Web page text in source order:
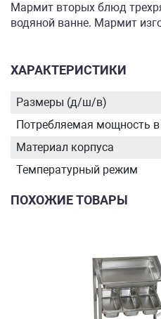
Мармит вторых блюд
водяной ванне. Мармит
ХАРАКТЕРИСТИКИ
Размеры (д/ш/в)
Потребляемая мощность в
Материал корпуса
Температурный режим
ПОХОЖИЕ ТОВАРЫ